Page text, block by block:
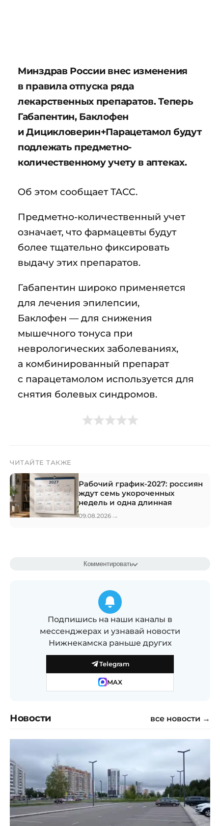
Минздрав России внес изменения
в правила отпуска ряда
лекарственных препаратов. Теперь
Габапентин, Баклофен
и Дицикловерин+Парацетамол будут
подлежать предметно-
количественному учету в аптеках.
Об этом сообщает ТАСС.
Предметно-количественный учет
означает, что фармацевты будут
более тщательно фиксировать
выдачу этих препаратов.
Габапентин широко применяется
для лечения эпилепсии,
Баклофен — для снижения
мышечного тонуса при
неврологических заболеваниях,
а комбинированный препарат
с парацетамолом используется для
снятия болевых синдромов.
ЧИТАЙТЕ ТАКЖЕ
Рабочий график-2027: россиян
ждут семь укороченных
недель и одна длинная
09.08.2026 →
Комментировать
Подпишись на наши каналы в
мессенджерах и узнавай новости
Нижнекамска раньше других
Telegram
MAX
Новости все новости →